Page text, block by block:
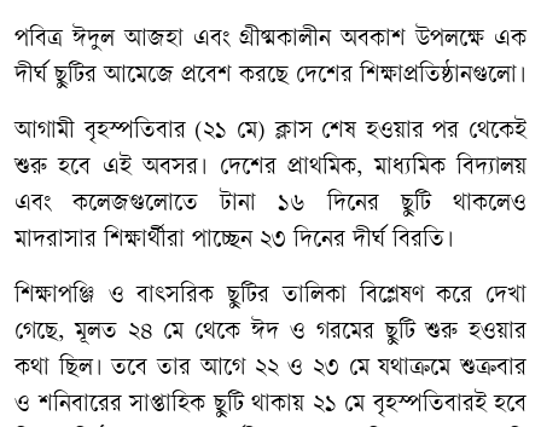
পবিত্র ঈদুল আজহা এবং গ্রীষ্মকালীন অবকাশ উপলক্ষে এক
দীর্ঘ ছুটির আমেজে প্রবেশ করছে দেশের শিক্ষাপ্রতিষ্ঠানগুলো।
আগামী বৃহস্পতিবার(২১ মে)ক্লাস শেষ হওয়ার পর থেকেই
শুরু হবে এই অবসর। দেশের প্রাথমিক,মাধ্যমিক বিদ্যালয়
এবং
কলেজগুলোতে টানা ১৬ দিনের ছুটি
থাকলেও
মাদরাসার শিক্ষার্থীরা পাচ্ছেন ২৩ দিনের দীর্ঘ বিরতি।
শিক্ষাপঞ্জি ও বাৎসরিক ছুটির তালিকা বিশ্লেষণ করে দেখা
গেছে,মূলত ২৪ মে থেকে ঈদ ও গরমের ছুটি শুরু হওয়ার
কথা ছিল। তবে তার আগে ২২ ও ২৩ মে যথাক্রমে শুক্রবার
ও শনিবারের সাপ্তাহিক ছুটি থাকায় ২১ মে বৃহস্পতিবারই হবে